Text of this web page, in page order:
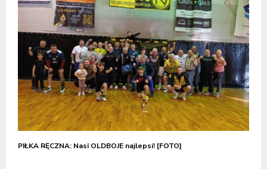
PIŁKA RĘCZNA: Nasi OLDBOJE najlepsi! [FOTO]